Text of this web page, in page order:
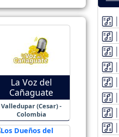
La Voz del
Cañaguate
Valledupar (Cesar) -
Colombia